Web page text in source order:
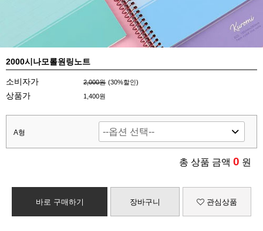
2000시나모롤원링노트
소비자가 2,000원 (30%할인)
상품가 1,400원
A형
총 상품 금액 0 원
바로 구매하기 장바구니 관심상품